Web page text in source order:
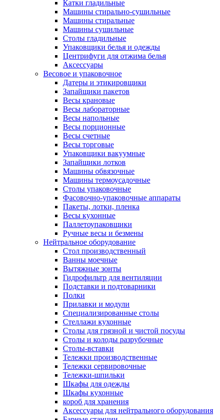
Катки гладильные
Машины стирально-сушильные
Машины стиральные
Машины сушильные
Столы гладильные
Упаковщики белья и одежды
Центрифуги для отжима белья
Аксессуары
Весовое и упаковочное
Датеры и этикировщики
Запайщики пакетов
Весы крановые
Весы лабораторные
Весы напольные
Весы порционные
Весы счетные
Весы торговые
Упаковщики вакуумные
Запайщики лотков
Машины обвязочные
Машины термоусадочные
Столы упаковочные
Фасовочно-упаковочные аппараты
Пакеты, лотки, пленка
Весы кухонные
Паллетоупаковщики
Ручные весы и безмены
Нейтральное оборудование
Cтол производственный
Ванны моечные
Вытяжные зонты
Гидрофильтр для вентиляции
Подставки и подтоварники
Полки
Прилавки и модули
Специализированные столы
Стеллажи кухонные
Столы для грязной и чистой посуды
Столы и колоды разрубочные
Столы-вставки
Тележки производственные
Тележки сервировочные
Тележки-шпильки
Шкафы для одежды
Шкафы кухонные
короб для хранения
Аксессуары для нейтрального оборудования